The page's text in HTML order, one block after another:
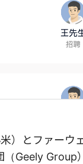
）とファーウ
Geely Group